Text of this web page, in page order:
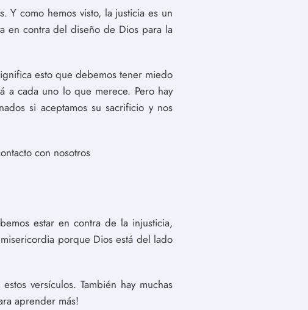
Y como hemos visto, la justicia es un
en contra del diseño de Dios para la
esto que debemos tener miedo
a cada uno lo que merece. Pero hay
si aceptamos su sacrificio y nos
con nosotros
estar en contra de la injusticia,
porque Dios está del lado
versículos. También hay muchas
aprender más!